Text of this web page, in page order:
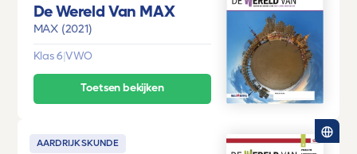
De Wereld Van MAX
MAX (2021)
Klas 6|VWO
Toetsen bekijken
AARDRIJKSKUNDE